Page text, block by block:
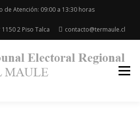
de Atención: 09:00 a 13:30 horas
2 Piso Talca contacto@termaule.cl